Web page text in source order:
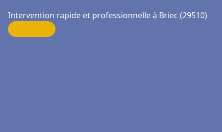
Intervention rapide et professionnelle à Briec (29510)